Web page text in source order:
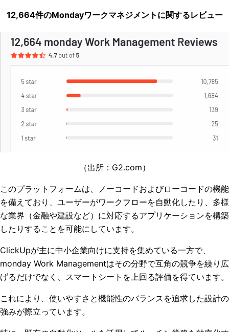
12,664件のMondayワークマネジメントに関するレビュー
（出所： G2.com）
このプラットフォームは、ノーコードおよびローコードの機能
を備えており、ユーザーがワークフローを自動化したり、多様
な業界（金融や建設など）に対応するアプリケーションを構築
したりすることを可能にしています。
ClickUpが主に中小企業向けに支持を集めている一方で、
monday Work Managementはその分野で互角の競争を繰り広
げるだけでなく、スマートシートを上回る評価を得ています。
これにより、使いやすさと機能性のバランスを追求した設計の
強みが際立っています。